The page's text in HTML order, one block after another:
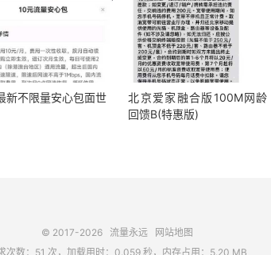
新不限量安心包面世
北京爱家融合版100M网龄
回馈B(特惠版)
© 2017-2026 流量永远
网站地图
次数：51 次，加载用时：0.059 秒，内存占用：5.20 MB